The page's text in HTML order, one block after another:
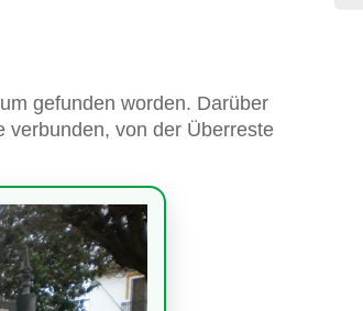
gefunden worden. Darüber
verbunden, von der Überreste